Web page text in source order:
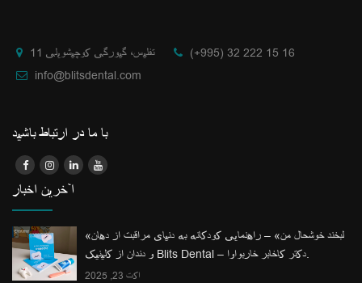
تفلیس، گیورگی کوچیشویلی 11
(+995) 32 222 15 16
info@blitsdental.com
با ما در ارتباط باشید
آخرین اخبار
«لبخند خوشحال من» – راهنمایی کودکانه به دنیای مراقبت از دهان
و دندان از کلینیک Blits Dental – دکتر کاخابر خاربواوا.
اکت 23, 2025